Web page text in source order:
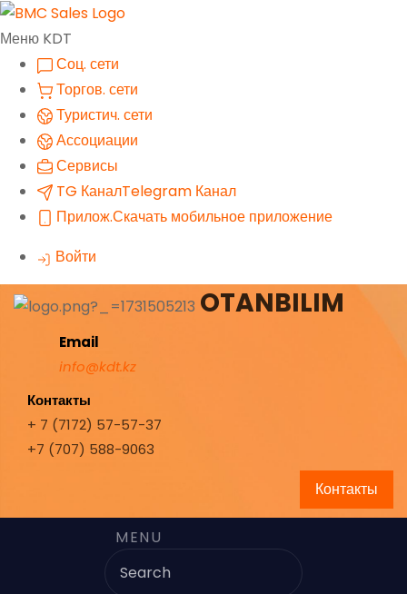
Меню KDT
Соц. сети
Торгов. сети
Туристич. сети
Ассоциации
Сервисы
TG КаналTelegram Канал
Прилож.Скачать мобильное приложение
Войти
OTANBILIM
Email
info@kdt.kz
Контакты
+ 7 (7172) 57-57-37
+7 (707) 588-9063
Контакты
MENU